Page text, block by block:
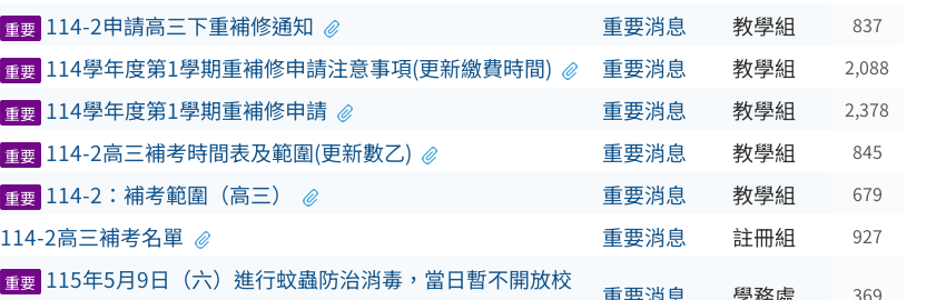
重要 114-2申請高三下重補修通知 重要消息 教學組 837
重要 114學年度第1學期重補修申請注意事項(更新繳費時間) 重要消息 教學組 2,088
重要 114學年度第1學期重補修申請 重要消息 教學組 2,378
重要 114-2高三補考時間表及範圍(更新數乙) 重要消息 教學組 845
重要 114-2：補考範圍（高三） 重要消息 教學組 679
114-2高三補考名單 重要消息 註冊組 927
重要 115年5月9日（六）進行蚊蟲防治消毒，當日暫不開放校
369